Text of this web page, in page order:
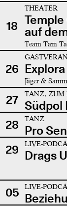
18
THEATER
auf
Team Tam
26 Explora
Jäger &
27 TANZ, ZUM
Südpol
28
TANZ
Pro
29
LIVE-
Drags
05 LIVE-